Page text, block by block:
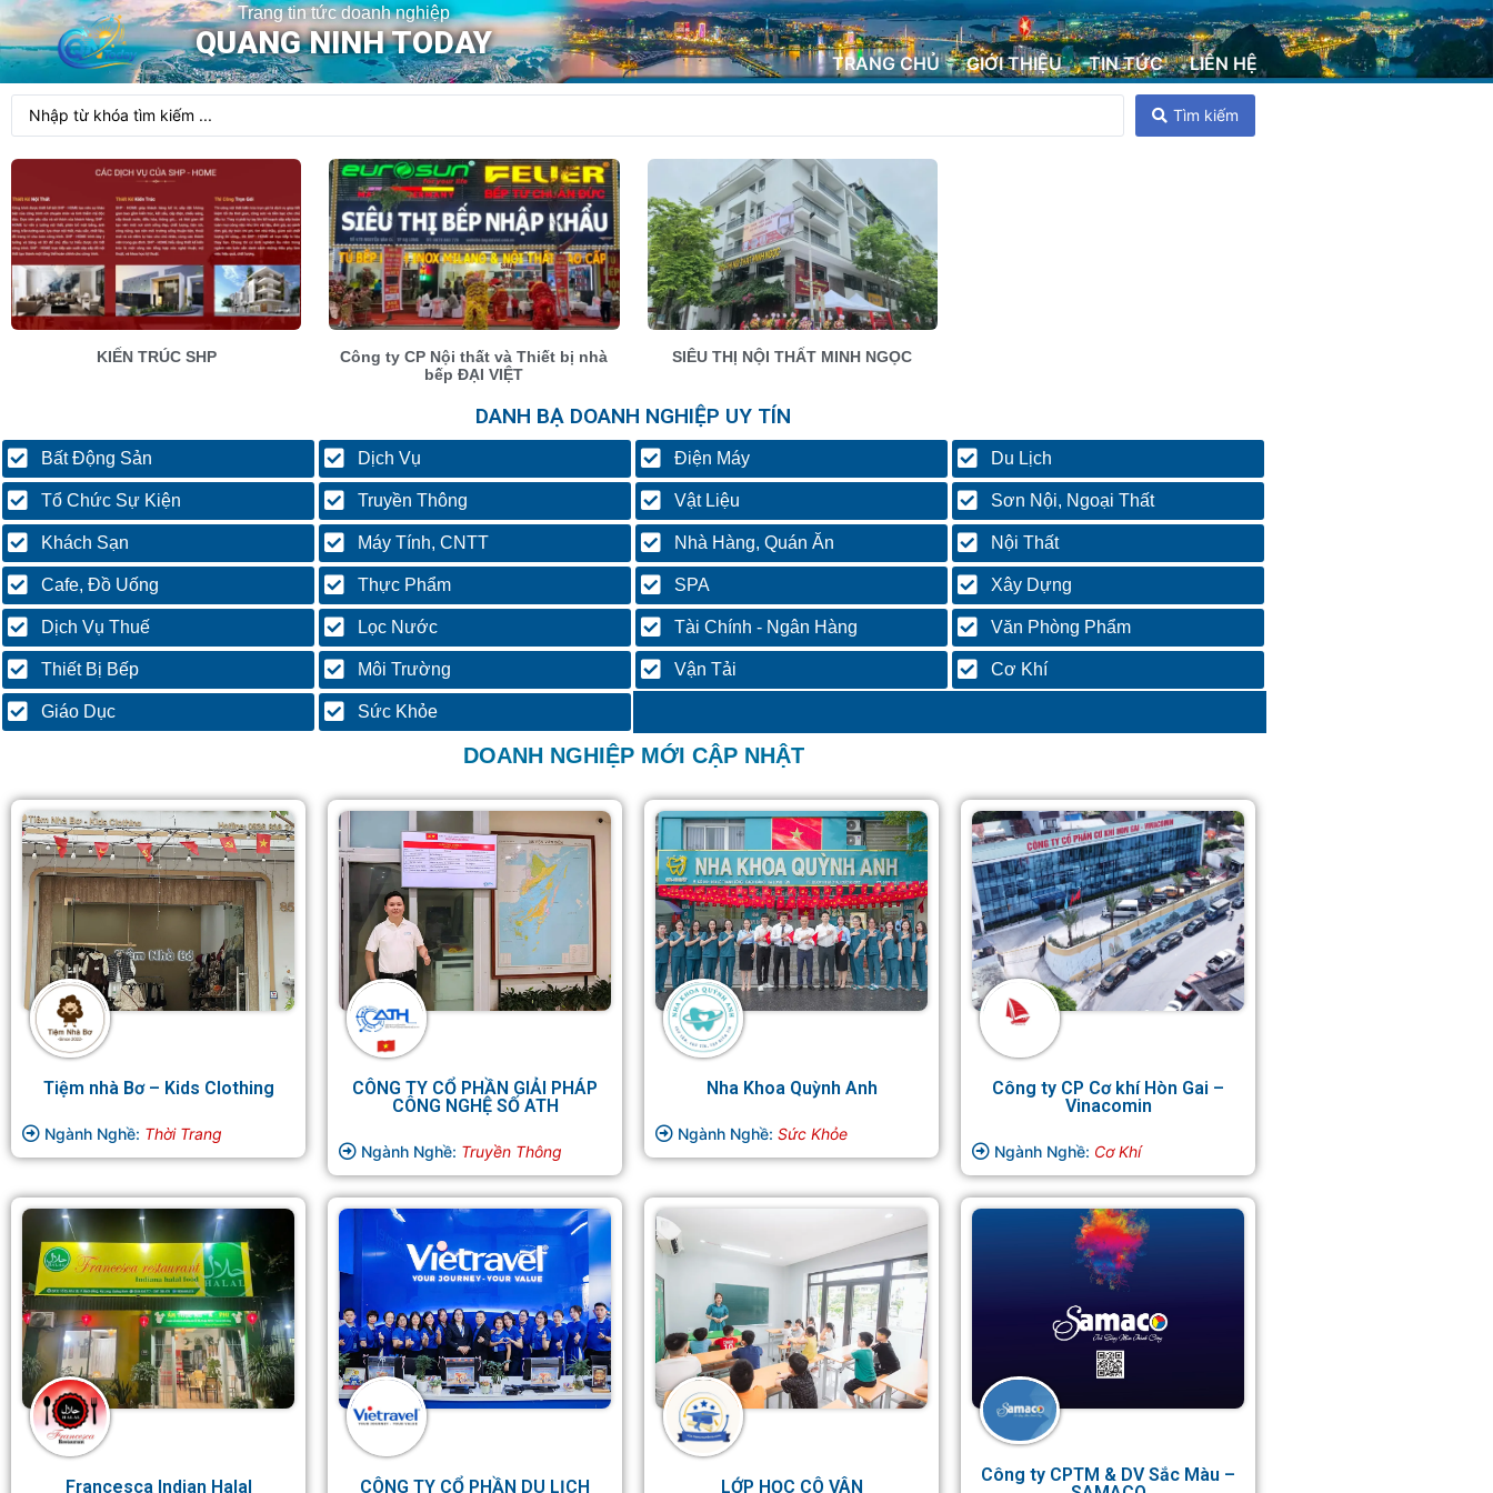
Trang tin tức doanh nghiệp
QUANG NINH TODAY
TRANG CHỦ GIỚI THIỆU TIN TỨC LIÊN HỆ
Tìm kiếm
KIẾN TRÚC SHP
Công ty CP Nội thất và Thiết bị nhà
bếp ĐẠI VIỆT
SIÊU THỊ NỘI THẤT MINH NGỌC
DANH BẠ DOANH NGHIỆP UY TÍN
Bất Động Sản Dịch Vụ Điện Máy Du Lịch
Tổ Chức Sự Kiện Truyền Thông Vật Liệu Sơn Nội, Ngoại Thất
Khách Sạn Máy Tính, CNTT Nhà Hàng, Quán Ăn Nội Thất
Cafe, Đồ Uống Thực Phẩm SPA Xây Dựng
Dịch Vụ Thuế Lọc Nước Tài Chính - Ngân Hàng Văn Phòng Phẩm
Thiết Bị Bếp Môi Trường Vận Tải Cơ Khí
Giáo Dục Sức Khỏe
DOANH NGHIỆP MỚI CẬP NHẬT
Tiệm nhà Bơ – Kids Clothing
Ngành Nghề: Thời Trang
CÔNG TY CỔ PHẦN GIẢI PHÁP
CÔNG NGHỆ SỐ ATH
Ngành Nghề: Truyền Thông
Nha Khoa Quỳnh Anh
Ngành Nghề: Sức Khỏe
Công ty CP Cơ khí Hòn Gai –
Vinacomin
Ngành Nghề: Cơ Khí
Francesca Indian Halal CÔNG TY CỔ PHẦN DU LỊCH LỚP HỌC CÔ VÂN
Công ty CPTM & DV Sắc Màu –